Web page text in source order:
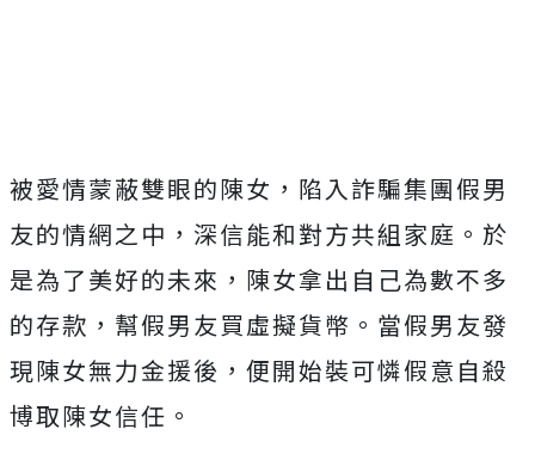
被愛情蒙蔽雙眼的陳女，陷入詐騙集團假男
友的情網之中，深信能和對方共組家庭。於
是為了美好的未來，陳女拿出自己為數不多
的存款，幫假男友買虛擬貨幣。當假男友發
現陳女無力金援後，便開始裝可憐假意自殺
博取陳女信任。